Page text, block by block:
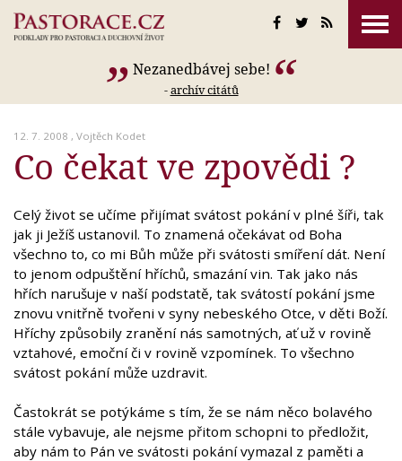
Nezanedbávej sebe!
-archív citátů
12. 7. 2008 , Vojtěch Kodet
Co čekat ve zpovědi ?
Celý život se učíme přijímat svátost pokání v plné šíři, tak
jak ji Ježíš ustanovil. To znamená očekávat od Boha
všechno to, co mi Bůh může při svátosti smíření dát. Není
to jenom odpuštění hříchů, smazání vin. Tak jako nás
hřích narušuje v naší podstatě, tak svátostí pokání jsme
znovu vnitřně tvořeni v syny nebeského Otce, v děti Boží.
Hříchy způsobily zranění nás samotných, ať už v rovině
vztahové, emoční či v rovině vzpomínek. To všechno
svátost pokání může uzdravit.
Častokrát se potýkáme s tím, že se nám něco bolavého
stále vybavuje, ale nejsme přitom schopni to předložit,
aby nám to Pán ve svátosti pokání vymazal z paměti a